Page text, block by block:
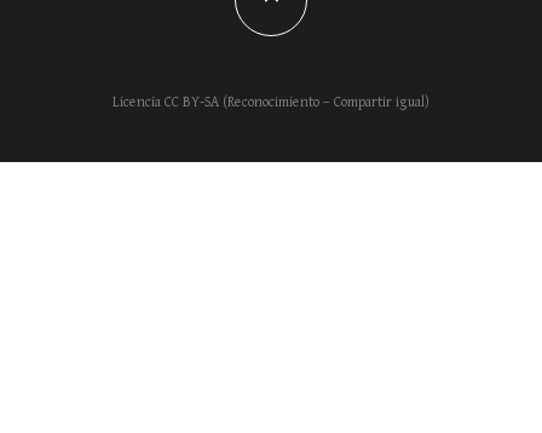
Licencia CC BY-SA (Reconocimiento – Compartir igual)